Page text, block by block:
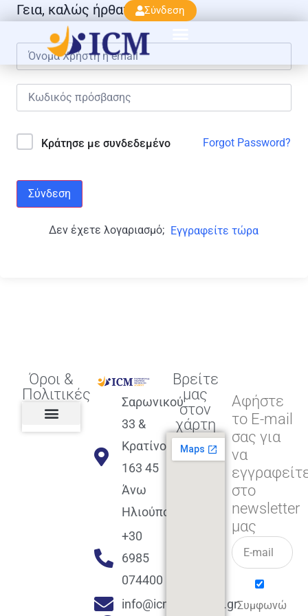
Σύνδεση
Γεια, καλώς ήρθατε πάλι!
Κράτησε με συνδεδεμένο Forgot Password?
Σύνδεση
Δεν έχετε λογαριασμό; Εγγραφείτε τώρα
Όροι &
Πολιτικές
Σαρωνικού
33 &
Κρατίνου
163 45
Άνω
Ηλιούπολη
+30
6985
074400
info@icmacademy.gr
Βρείτε
μας
στον
χάρτη
Αφήστε
το E-mail
σας για
να
στο
newsletter
μας
Συμφωνώ